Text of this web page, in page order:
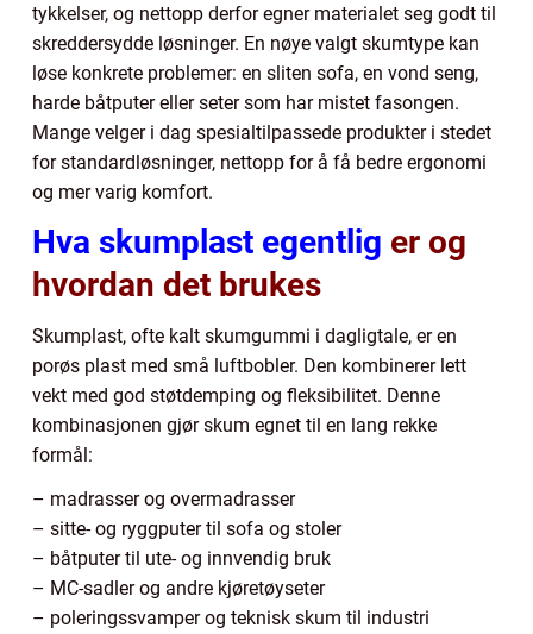
tykkelser, og nettopp derfor egner materialet seg godt til
skreddersydde løsninger. En nøye valgt skumtype kan
løse konkrete problemer: en sliten sofa, en vond seng,
harde båtputer eller seter som har mistet fasongen.
Mange velger i dag spesialtilpassede produkter i stedet
for standardløsninger, nettopp for å få bedre ergonomi
og mer varig komfort.
Hva skumplast egentlig er og
hvordan det brukes
Skumplast, ofte kalt skumgummi i dagligtale, er en
porøs plast med små luftbobler. Den kombinerer lett
vekt med god støtdemping og fleksibilitet. Denne
kombinasjonen gjør skum egnet til en lang rekke
formål:
– madrasser og overmadrasser
– sitte- og ryggputer til sofa og stoler
– båtputer til ute- og innvendig bruk
– MC-sadler og andre kjøretøyseter
– poleringssvamper og teknisk skum til industri